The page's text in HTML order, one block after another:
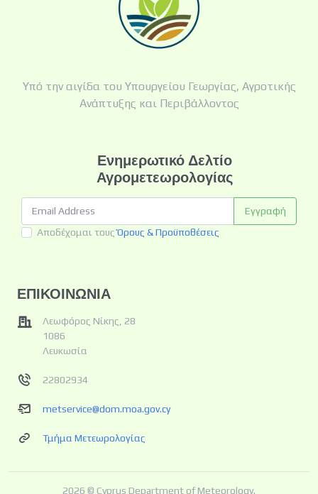
Υπό την αιγίδα του Υπουργείου Γεωργίας, Αγροτικής
Ανάπτυξης και Περιβάλλοντος
Ενημερωτικό Δελτίο
Αγρομετεωρολογίας
Εγγραφή
Αποδέχομαι τουςΌρους & Προϋποθέσεις
ΕΠΙΚΟΙΝΩΝΙΑ
Λεωφόρος Νίκης, 28
1086
Λευκωσία
22802934
metservice@dom.moa.gov.cy
Τμήμα Μετεωρολογίας
2026 © Cyprus Department of Meteorology.